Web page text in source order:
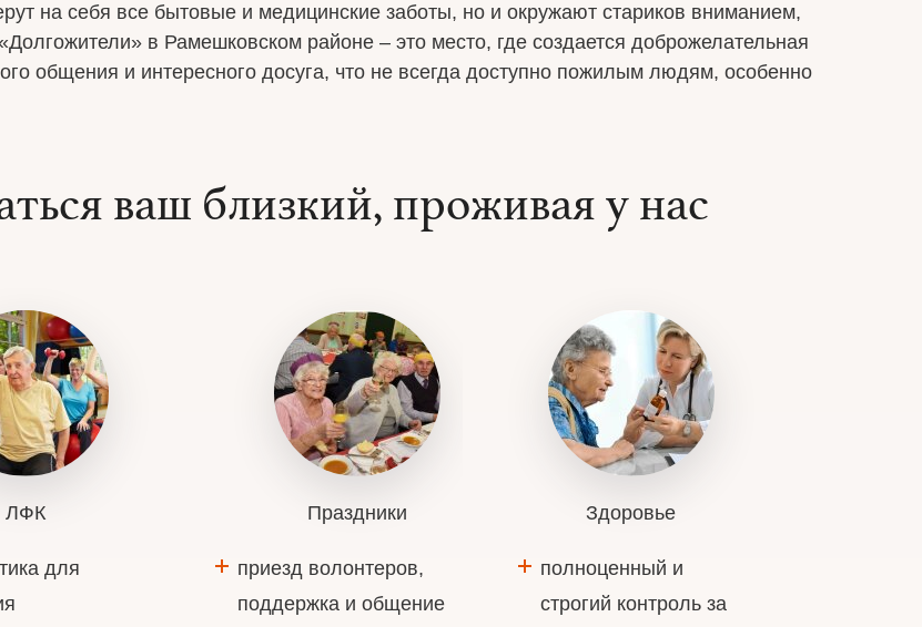
на себя все бытовые и медицинские заботы, но и окружают стариков вниманием,
в Рамешковском районе – это место, где создается доброжелательная
общения и интересного досуга, что не всегда доступно пожилым людям, особенно
ваш близкий, проживая у нас
ЛФК
для
Праздники
приезд волонтеров,
поддержка и общение
Здоровье
полноценный и
строгий контроль за